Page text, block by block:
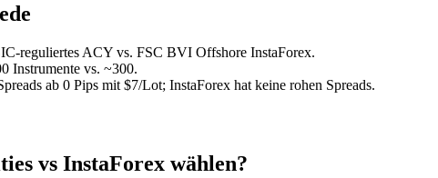
reguliertes ACY vs. FSC BVI Offshore InstaForex.
Instrumente vs. ~300.
ab 0 Pips mit $7/Lot; InstaForex hat keine rohen Spreads.
vs InstaForex wählen?